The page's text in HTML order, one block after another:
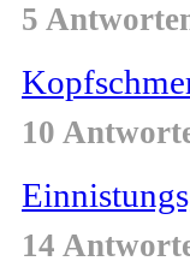
5
10
14